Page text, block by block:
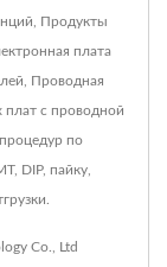
Продукты
плата
Проводная
плат с проводной
по
DIP, пайку,
Co., Ltd